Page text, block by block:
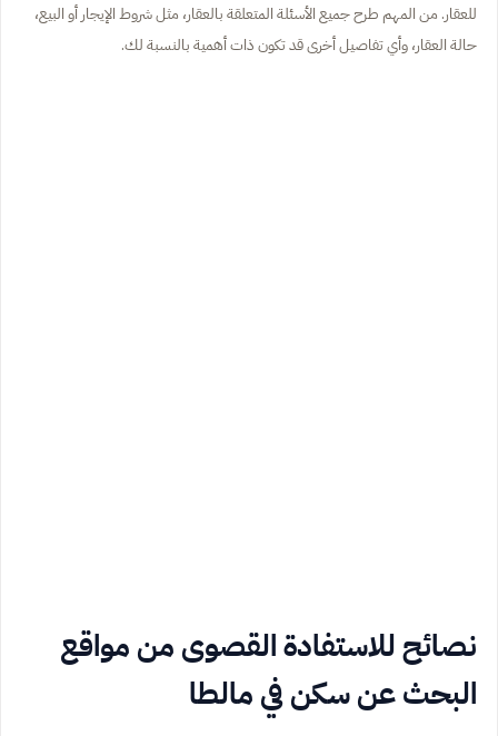
للعقار. من المهم طرح جميع الأسئلة المتعلقة بالعقار، مثل شروط الإيجار أو البيع،
حالة العقار، وأي تفاصيل أخرى قد تكون ذات أهمية بالنسبة لك.
نصائح للاستفادة القصوى من مواقع
البحث عن سكن في مالطا